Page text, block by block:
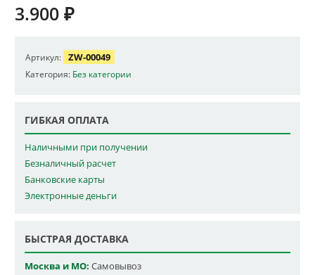
3.900 ₽
Артикул: ZW-00049
Категория: Без категории
ГИБКАЯ ОПЛАТА
Наличными при получении
Безналичный расчет
Банковские карты
Электронные деньги
БЫСТРАЯ ДОСТАВКА
Москва и МО: Самовывоз